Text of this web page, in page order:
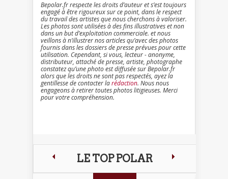
Bepolar.fr respecte les droits d’auteur et s’est toujours
engagé à être rigoureux sur ce point, dans le respect
du travail des artistes que nous cherchons à valoriser.
Les photos sont utilisées à des fins illustratives et non
dans un but d’exploitation commerciale. et nous
veillons à n’illustrer nos articles qu’avec des photos
fournis dans les dossiers de presse prévues pour cette
utilisation. Cependant, si vous, lecteur - anonyme,
distributeur, attaché de presse, artiste, photographe
constatez qu’une photo est diffusée sur Bepolar.fr
alors que les droits ne sont pas respectés, ayez la
gentillesse de contacter larédaction. Nous nous
engageons à retirer toutes photos litigieuses. Merci
pour votre compréhension.
LE TOP POLAR